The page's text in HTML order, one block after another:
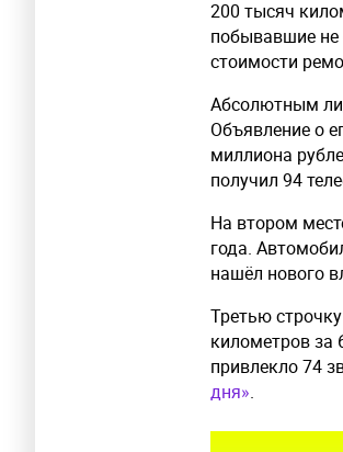
200 тысяч
побывавшие не
стоимости
Абсолютным
Объявление о
миллиона
получил 94
На втором
года.
нашёл нового
Третью
километров за
привлекло 74
дня».